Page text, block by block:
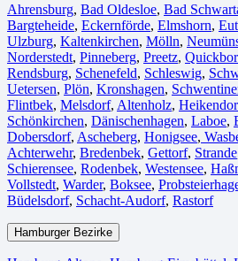
Ahrensburg, Bad Oldesloe, Bad
Bargteheide, Eckernförde, Elmshorn,
Ulzburg, Kaltenkirchen, Mölln,
Norderstedt, Pinneberg, Preetz,
Rendsburg, Schenefeld, Schleswig,
Uetersen, Plön, Kronshagen,
Flintbek, Melsdorf, Altenholz,
Schönkirchen, Dänischenhagen, Laboe,
Dobersdorf, Ascheberg, Honigsee,
Achterwehr, Bredenbek, Gettorf, Strande
Schierensee, Rodenbek, Westensee,
Vollstedt, Warder, Boksee,
Büdelsdorf, Schacht-Audorf, Rastorf
Hamburger Bezirke